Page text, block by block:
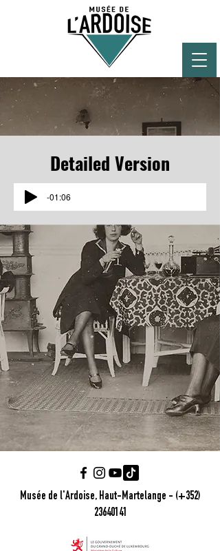
Detailed Version
-01:06
Musée de l'Ardoise, Haut-Martelange - (+352)
23640141